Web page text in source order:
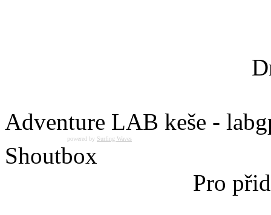
Adventure LAB keše -
powered by Surfing Waves
Shoutbox
Pro